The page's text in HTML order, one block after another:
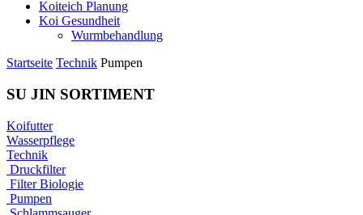
Koiteich Planung
Koi Gesundheit
Wurmbehandlung
Startseite Technik Pumpen
SU JIN SORTIMENT
Koifutter
Wasserpflege
Technik
Druckfilter
Filter Biologie
Pumpen